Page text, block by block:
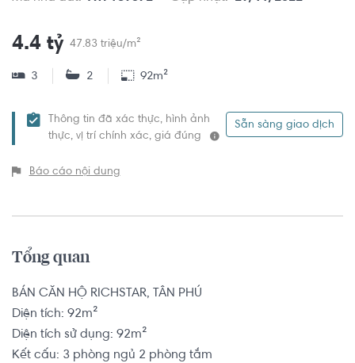
4.4 tỷ 47.83 triệu/m²
3 2 92m²
Thông tin đã xác thực, hình ảnh
thực, vị trí chính xác, giá đúng
Sẵn sàng giao dịch
Báo cáo nội dung
Tổng quan
BÁN CĂN HỘ RICHSTAR, TÂN PHÚ
Diện tích: 92m²
Diện tích sử dụng: 92m²
Kết cấu: 3 phòng ngủ 2 phòng tắm